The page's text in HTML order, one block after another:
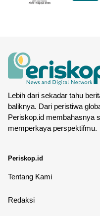
Lebih dari sekadar tahu
baliknya. Dari peristiwa
Periskop.id membahasnya
memperkaya perspektifmu.
Periskop.id
Tentang Kami
Redaksi